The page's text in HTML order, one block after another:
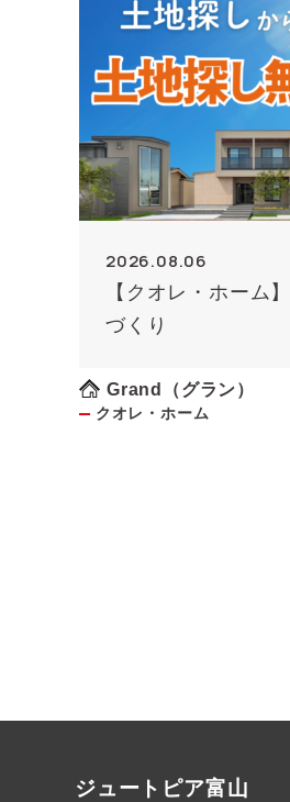
2026.08.06
【クオレ・ホーム
づくり
Grand（グラン）
クオレ・ホーム
ジュートピア富山